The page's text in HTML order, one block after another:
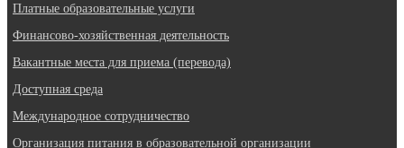
Платные образовательные услуги
Финансово-хозяйственная деятельность
Вакантные места для приема (перевода)
Доступная среда
Международное сотрудничество
Организация питания в образовательной организации